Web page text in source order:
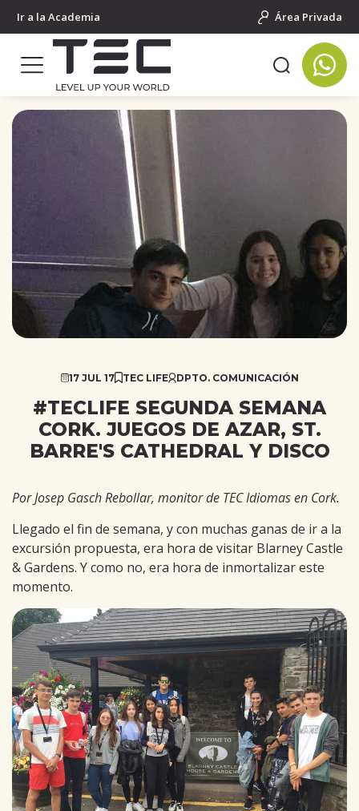
Ir a la Academia Área Privada
17 JUL 17 TEC LIFE DPTO. COMUNICACIÓN
#TECLIFE SEGUNDA SEMANA
CORK. JUEGOS DE AZAR, ST.
BARRE'S CATHEDRAL Y DISCO
Por Josep Gasch Rebollar, monitor de TEC Idiomas en Cork.
Llegado el fin de semana, y con muchas ganas de ir a la
excursión propuesta, era hora de visitar Blarney Castle
& Gardens. Y como no, era hora de inmortalizar este
momento.